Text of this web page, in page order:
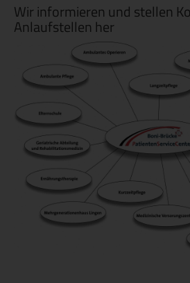
Wir informieren und stellen
Anlaufstellen her